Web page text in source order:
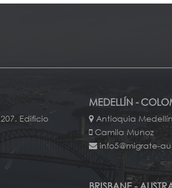
Edificio
MEDELLÍN -
Antioquia
Camila Munoz
info5@migrate-